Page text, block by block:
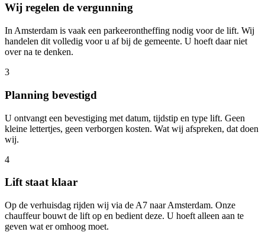
Wij regelen de vergunning
In Amsterdam is vaak een parkeerontheffing nodig voor de lift. Wij
handelen dit volledig voor u af bij de gemeente. U hoeft daar niet
over na te denken.
3
Planning bevestigd
U ontvangt een bevestiging met datum, tijdstip en type lift. Geen
kleine lettertjes, geen verborgen kosten. Wat wij afspreken, dat doen
wij.
4
Lift staat klaar
Op de verhuisdag rijden wij via de A7 naar Amsterdam. Onze
chauffeur bouwt de lift op en bedient deze. U hoeft alleen aan te
geven wat er omhoog moet.